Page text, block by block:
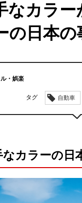
なカラ
の日本の
・娯楽
タグ 自動車
なカラーの日